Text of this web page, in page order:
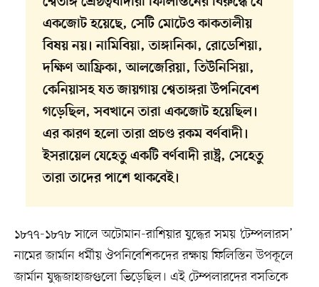
একজোট হয়েছে, সেটি মোটেও কাকতালীয়
বিষয় নয়। নামিবিয়া, তাঙ্গানিকা, রোডেশিয়া,
দক্ষিণ আফ্রিকা, আলজেরিয়া, তিউনিসিয়া,
কেনিয়াসহ যত জায়গায় শ্বেতাঙ্গরা উপনিবেশ
গড়েছিল, সবখানে তারা একজোট হয়েছিল।
এর কারণ হলো তারা প্রচণ্ড রকম বর্ণবাদী।
ইসরায়েল যেহেতু একটি বর্ণবাদী রাষ্ট্র, সেহেতু
তারা তাদের পাশে থাকবেই।
১৮৭৭-১৮৭৮ সালে অটোমান-রাশিয়ার যুদ্ধের সময় ‘টেম্পলারস’
নামের জার্মান ধর্মীয় ঔপনিবেশিকদের রক্ষায় ফিলিস্তিন উপকূলে
জার্মান যুদ্ধজাহাজগুলো ভিড়েছিল। এই টেম্পলারদের বসতিকে